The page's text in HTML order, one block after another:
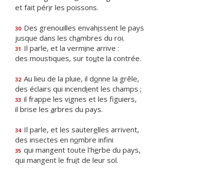
et fait périr les poissons.
30 Des grenouilles envahissent le pays
jusque dans les chambres du roi.
31 Il parle, et la vermine arrive :
des moustiques, sur toute la contrée.
32 Au lieu de la pluie, il donne la grêle,
des éclairs qui incendient les champs ;
33 il frappe les vignes et les figuiers,
il brise les arbres du pays.
34 Il parle, et les sauterelles arrivent,
des insectes en nombre infini
35 qui mangent toute l'herbe du pays,
qui mangent le fruit de leur sol.